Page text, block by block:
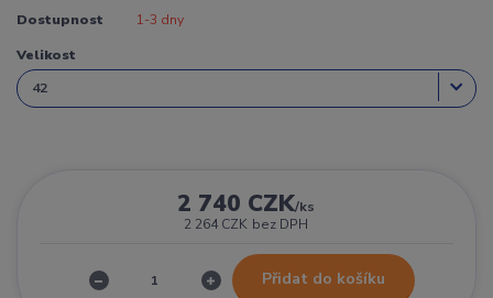
Dostupnost 1-3 dny
Velikost
2 740 CZK/ks
2 264 CZK bez DPH
Přidat do košíku